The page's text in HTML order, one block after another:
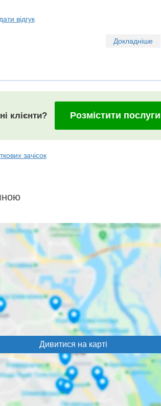
відгук
Докладніше
клієнти? Розмістити послуги
зачісок
Дивитися на карті